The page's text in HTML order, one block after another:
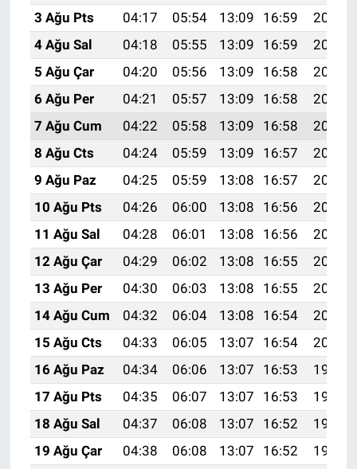
3 Ağu Pts
04:17 05:54 13:09 16:59
20:14
4 Ağu Sal
04:18 05:55 13:09 16:59
20:13
5 Ağu Çar
04:20 05:56 13:09 16:58
20:12
6 Ağu Per
04:21 05:57 13:09 16:58
20:11
7 Ağu Cum
04:22 05:58 13:09 16:58
20:10
8 Ağu Cts
04:24 05:59 13:09 16:57
20:09
9 Ağu Paz
04:25 05:59 13:08 16:57
20:07
10 Ağu Pts
04:26 06:00 13:08 16:56
20:06
11 Ağu Sal
04:28 06:01 13:08 16:56
20:05
12 Ağu Çar
04:29 06:02 13:08 16:55
20:04
13 Ağu Per
04:30 06:03 13:08 16:55
20:03
14 Ağu Cum
04:32 06:04 13:08 16:54
20:01
15 Ağu Cts
04:33 06:05 13:07 16:54
20:00
16 Ağu Paz
04:34 06:06 13:07 16:53
19:59
17 Ağu Pts
04:35 06:07 13:07 16:53
19:58
18 Ağu Sal
04:37 06:08 13:07 16:52
19:56
19 Ağu Çar
04:38 06:08 13:07 16:52
19:55